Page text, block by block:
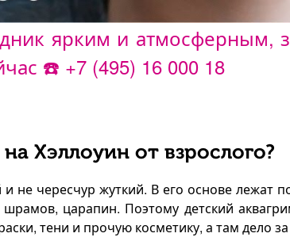
ярким и атмосферным,
☎️ +7 (495) 16 000 18
Хэллоуин от взрослого?
и не чересчур жуткий. В его основе
царапин. Поэтому детский
тени и прочую косметику, а там